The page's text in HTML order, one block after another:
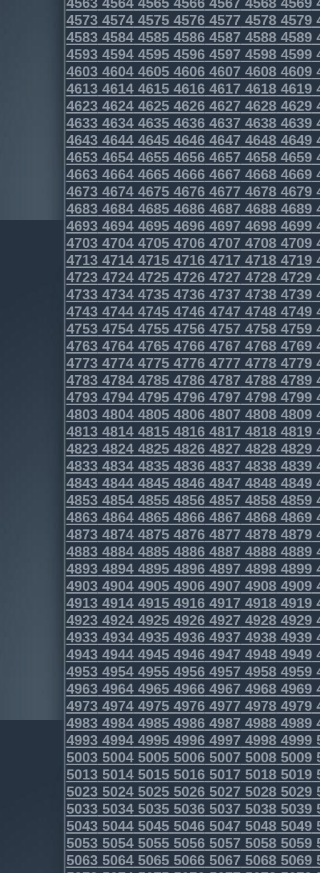
4573457445754576457745784579
4583458445854586458745884589
4593459445954596459745984599
4603460446054606460746084609
4613461446154616461746184619
4623462446254626462746284629
4633463446354636463746384639
4643464446454646464746484649
4653465446554656465746584659
4663466446654666466746684669
4673467446754676467746784679
4683468446854686468746884689
4693469446954696469746984699
4703470447054706470747084709
4713471447154716471747184719
4723472447254726472747284729
4733473447354736473747384739
4743474447454746474747484749
4753475447554756475747584759
4763476447654766476747684769
4773477447754776477747784779
4783478447854786478747884789
4793479447954796479747984799
4803480448054806480748084809
4813481448154816481748184819
4823482448254826482748284829
4833483448354836483748384839
4843484448454846484748484849
4853485448554856485748584859
4863486448654866486748684869
4873487448754876487748784879
4883488448854886488748884889
4893489448954896489748984899
4903490449054906490749084909
4913491449154916491749184919
4923492449254926492749284929
4933493449354936493749384939
4943494449454946494749484949
4953495449554956495749584959
4963496449654966496749684969
4973497449754976497749784979
4983498449854986498749884989
4993499449954996499749984999
5003500450055006500750085009
5013501450155016501750185019
5023502450255026502750285029
5033503450355036503750385039
5043504450455046504750485049
5053505450555056505750585059
5063506450655066506750685069